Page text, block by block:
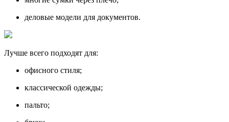
деловые модели для документов.
Лучше всего подходят для:
офисного стиля;
классической одежды;
пальто;